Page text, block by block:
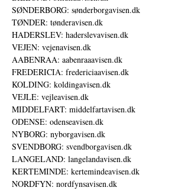
SØNDERBORG: sønderborgavisen.dk
TØNDER: tønderavisen.dk
HADERSLEV: haderslevavisen.dk
VEJEN: vejenavisen.dk
AABENRAA: aabenraaavisen.dk
FREDERICIA: fredericiaavisen.dk
KOLDING: koldingavisen.dk
VEJLE: vejleavisen.dk
MIDDELFART: middelfartavisen.dk
ODENSE: odenseavisen.dk
NYBORG: nyborgavisen.dk
SVENDBORG: svendborgavisen.dk
LANGELAND: langelandavisen.dk
KERTEMINDE: kertemindeavisen.dk
NORDFYN: nordfynsavisen.dk